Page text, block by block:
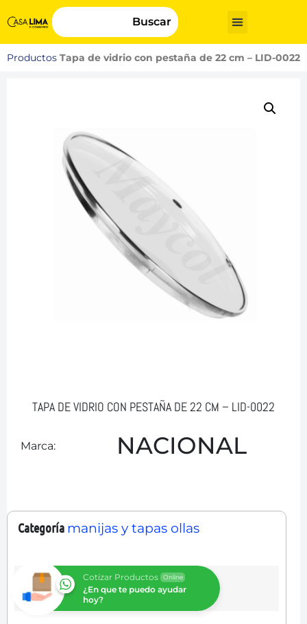
Buscar
Productos Tapa de vidrio con pestaña de 22 cm – LID-0022
TAPA DE VIDRIO CON PESTAÑA DE 22 CM – LID-0022
Marca: NACIONAL
Categoría manijas y tapas ollas
Cotizar Productos Online
¿En que te puedo ayudar
hoy?